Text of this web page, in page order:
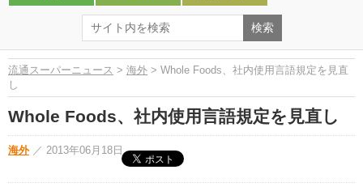
流通スーパーニュース > 海外 > Whole Foods、社内使用言語規定を見直
し
Whole Foods、社内使用言語規定を見直し
海外 ／ 2013年06月18日